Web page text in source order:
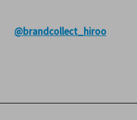
@brandcollect_hiroo